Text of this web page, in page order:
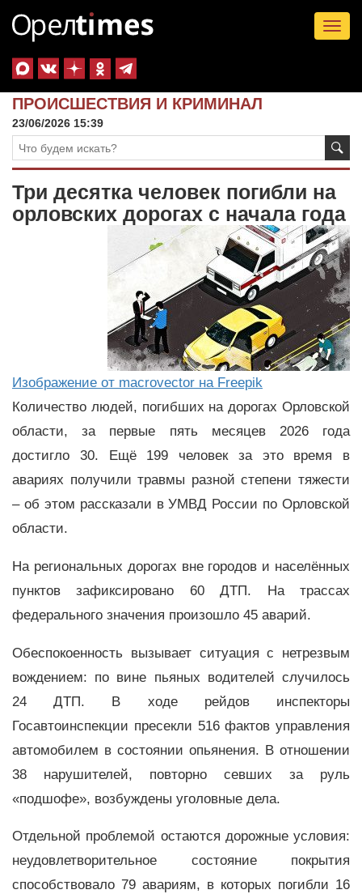
ПРОИСШЕСТВИЯ И КРИМИНАЛ
23/06/2026 15:39
Три десятка человек погибли на
орловских дорогах с начала года
Изображение от macrovector на Freepik
Количество людей, погибших на дорогах Орловской
области, за первые пять месяцев 2026 года
достигло 30. Ещё 199 человек за это время в
авариях получили травмы разной степени тяжести
– об этом рассказали в УМВД России по Орловской
области.
На региональных дорогах вне городов и населённых
пунктов зафиксировано 60 ДТП. На трассах
федерального значения произошло 45 аварий.
Обеспокоенность вызывает ситуация с нетрезвым
вождением: по вине пьяных водителей случилось
24 ДТП. В ходе рейдов инспекторы
Госавтоинспекции пресекли 516 фактов управления
автомобилем в состоянии опьянения. В отношении
38 нарушителей, повторно севших за руль
«подшофе», возбуждены уголовные дела.
Отдельной проблемой остаются дорожные условия:
неудовлетворительное состояние покрытия
способствовало 79 авариям, в которых погибли 16